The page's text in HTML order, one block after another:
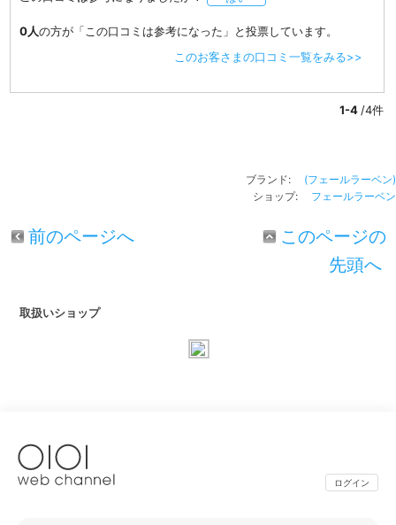
0人の方が「この口コミは参考になった」と投票しています。
このお客さまの口コミ一覧をみる>>
1-4 /4件
ブランド: (フェールラーベン)
ショップ: フェールラーベン
前のページへ
このページの
先頭へ
取扱いショップ
ログイン